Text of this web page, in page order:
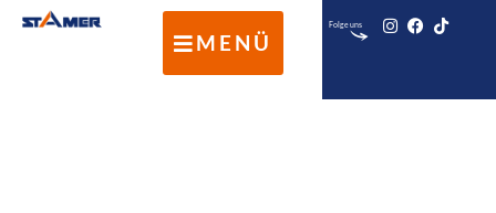
MENÜ
Folge uns